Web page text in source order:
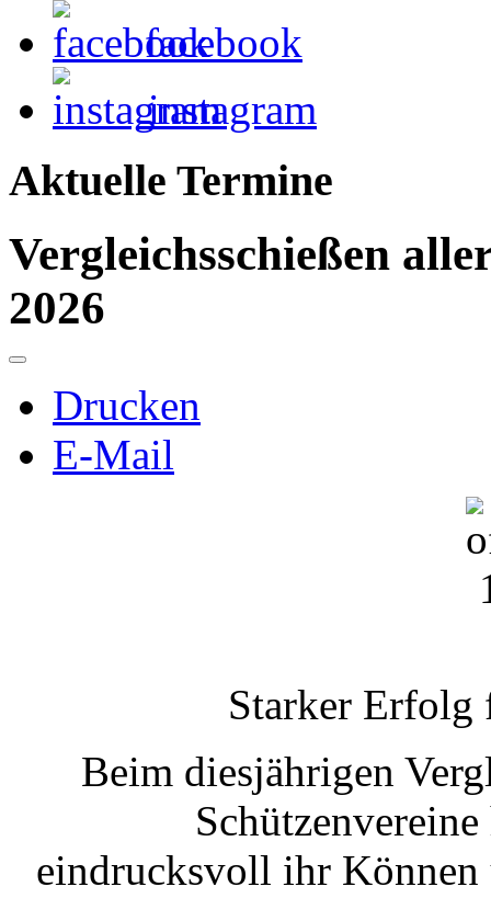
facebook
instagram
Aktuelle Termine
Vergleichsschießen
2026
Drucken
E-Mail
Starker
Beim diesjährigen
eindrucksvoll ihr Können